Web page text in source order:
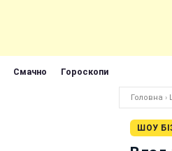
Смачно Гороскопи
Головна ›
ШОУ